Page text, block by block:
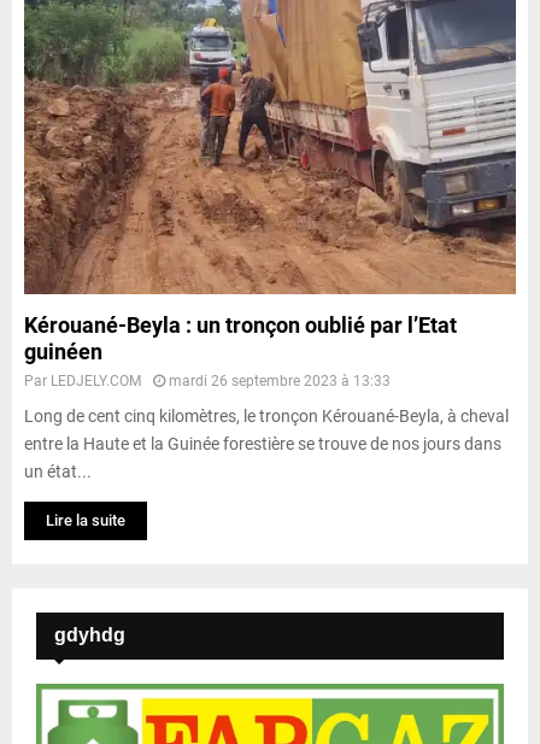
Kérouané-Beyla : un tronçon oublié par l’Etat
guinéen
Par LEDJELY.COM mardi 26 septembre 2023 à 13:33
Long de cent cinq kilomètres, le tronçon Kérouané-Beyla, à cheval
entre la Haute et la Guinée forestière se trouve de nos jours dans
un état...
Lire la suite
gdyhdg